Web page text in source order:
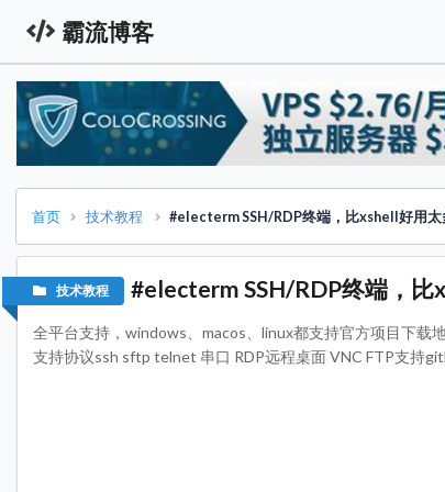
霸流博客
首页 技术教程 #electerm SSH/RDP终端，比xshell好用太
技术教程 #electerm SSH/RDP终端，比
全平台支持，windows、macos、linux都支持官方项目下
支持协议ssh sftp telnet 串口 RDP远程桌面 VNC FTP支持